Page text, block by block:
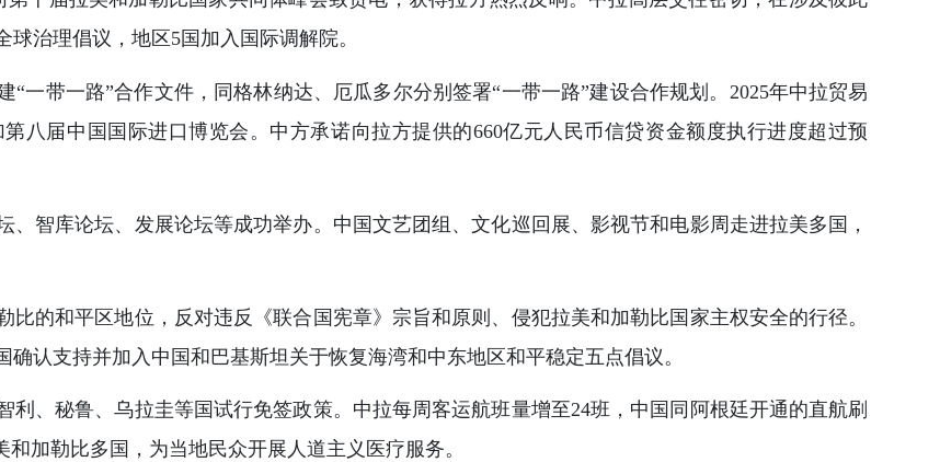
治理倡议，地区5国加入国际调解院。
一带一路”合作文件，同格林纳达、厄瓜多尔分别签署“一带一路”建设合作规划。2025年中拉贸易
八届中国国际进口博览会。中方承诺向拉方提供的660亿元人民币信贷资金额度执行进度超过预
智库论坛、发展论坛等成功举办。中国文艺团组、文化巡回展、影视节和电影周走进拉美多国，
的和平区地位，反对违反《联合国宪章》宗旨和原则、侵犯拉美和加勒比国家主权安全的行径。
认支持并加入中国和巴基斯坦关于恢复海湾和中东地区和平稳定五点倡议。
利、秘鲁、乌拉圭等国试行免签政策。中拉每周客运航班量增至24班，中国同阿根廷开通的直航刷
加勒比多国，为当地民众开展人道主义医疗服务。